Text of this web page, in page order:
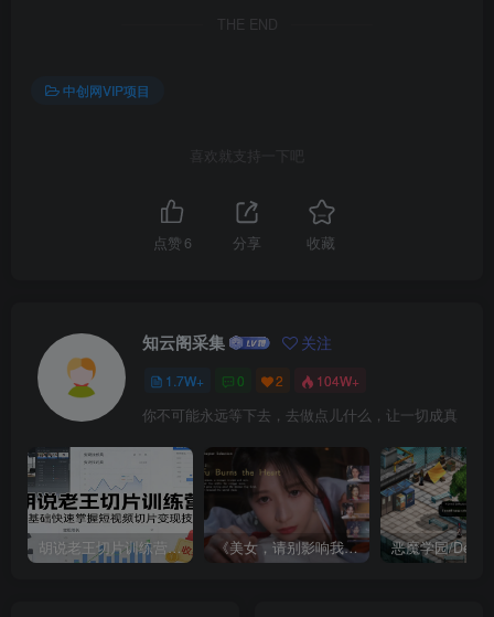
THE END
中创网VIP项目
喜欢就支持一下吧
点赞 6 分享 收藏
知云阁采集 关注
1.7W+ 0 2 104W+
你不可能永远等下去，去做点儿什么，让一切成真
胡说老王切片训练营，零基础快速掌握短视频切片变现技巧 《美女，请别影响我成仙全球版》中文版